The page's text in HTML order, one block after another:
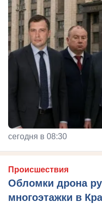
сегодня в 08:30
Происшествия
Обломки дрона
многоэтажки в